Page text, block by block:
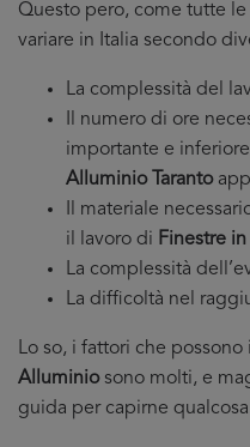
Questo pero, come tutte
variare in Italia secondo
La complessità del
Il numero di ore
importante e
Alluminio Taranto
Il materiale
il lavoro di Finestre
La complessità
La difficoltà nel
Lo so, i fattori che
Alluminiosono molti, e
guida per capirne